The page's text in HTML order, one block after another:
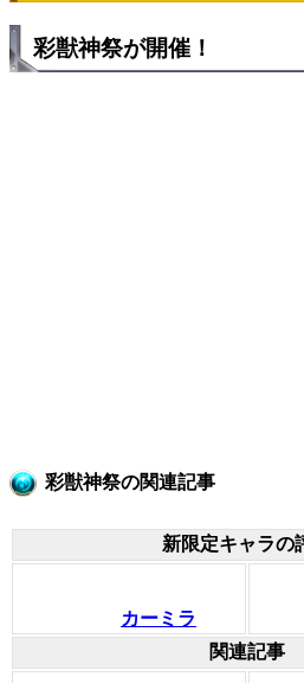
彩獣神祭が開催！
彩獣神祭の関連記事
新限定キャラの
カーミラ
関連記事